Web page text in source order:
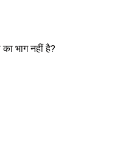
भाग नहीं है?